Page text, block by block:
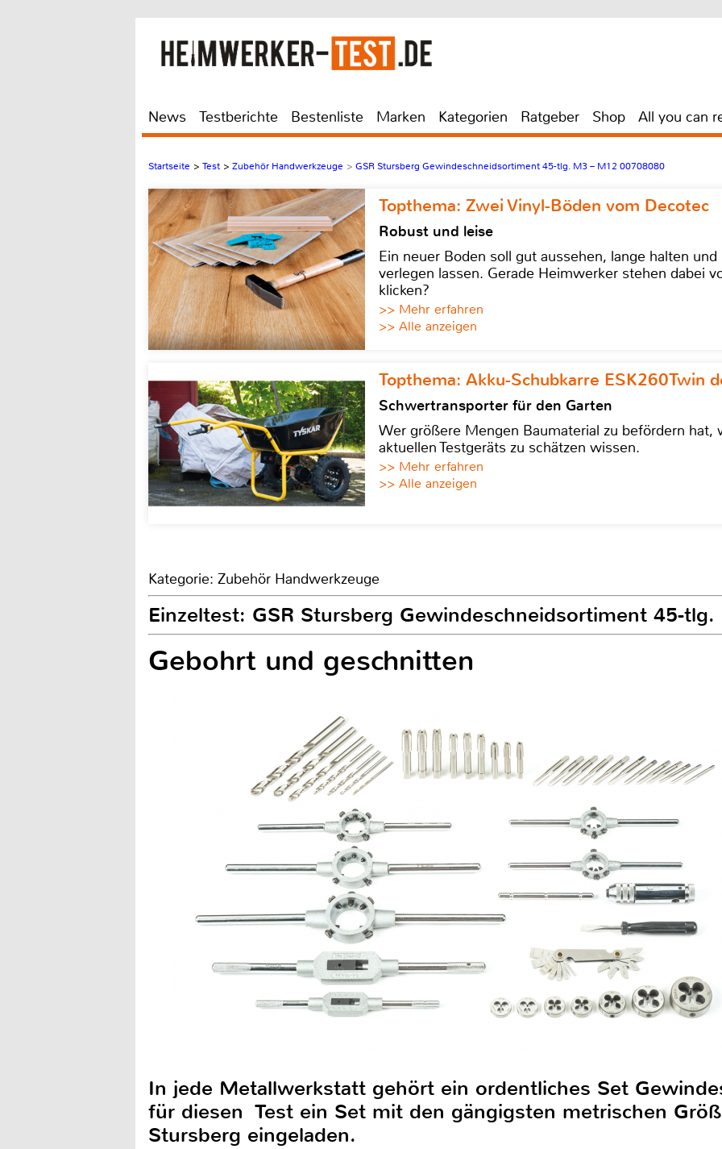
News Testberichte Bestenliste Marken Kategorien Ratgeber Shop All you can
Startseite > Test > Zubehör Handwerkzeuge > GSR Stursberg Gewindeschneidsortiment 45-tlg. M3 – M12 00708080
Topthema: Zwei Vinyl-Böden vom Decotec
Robust und leise
Ein neuer Boden soll gut aussehen, lange halten
verlegen lassen. Gerade Heimwerker stehen dabei
klicken?
>> Mehr erfahren
>> Alle anzeigen
Topthema: Akku-Schubkarre ESK260Twin
Schwertransporter für den Garten
Wer größere Mengen Baumaterial zu befördern
aktuellen Testgeräts zu schätzen wissen.
>> Mehr erfahren
>> Alle anzeigen
Kategorie: Zubehör Handwerkzeuge
Einzeltest: GSR Stursberg Gewindeschneidsortiment 45-
Gebohrt und geschnitten
In jede Metallwerkstatt gehört ein ordentliches Set
für diesen Test ein Set mit den gängigsten metrischen
Stursberg eingeladen.